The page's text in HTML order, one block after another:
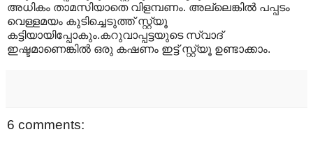
അധികം താമസിയാതെ വിളമ്പണം. അല്ലെങ്കില്‍ പപ്പടം
വെള്ളമയം കുടിച്ചെടുത്ത് സ്റ്റ്യൂ
കട്ടിയായിപ്പോകും.കറുവാപ്പട്ടയുടെ സ്വാദ്
ഇഷ്ടമാണെങ്കില്‍ ഒരു കഷണം ഇട്ട് സ്റ്റ്യൂ ഉണ്ടാക്കാം.
6 comments: